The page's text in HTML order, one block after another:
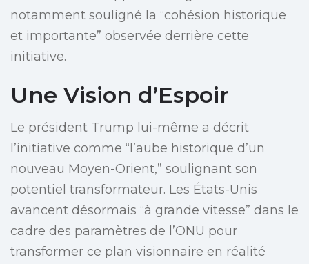
notamment souligné la “cohésion historique
et importante” observée derrière cette
initiative.
Une Vision d’Espoir
Le président Trump lui-même a décrit
l’initiative comme “l’aube historique d’un
nouveau Moyen-Orient,” soulignant son
potentiel transformateur. Les États-Unis
avancent désormais “à grande vitesse” dans le
cadre des paramètres de l’ONU pour
transformer ce plan visionnaire en réalité